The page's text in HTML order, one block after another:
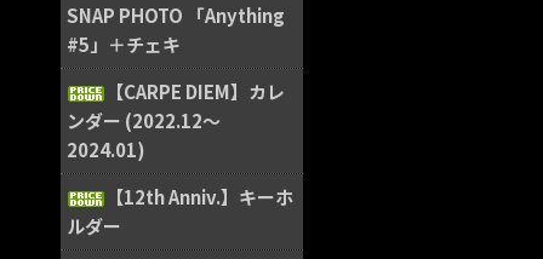
SNAP PHOTO 「Anything
#5」＋チェキ
【CARPE DIEM】カレ
ンダー (2022.12〜
2024.01)
【12th Anniv.】キーホ
ルダー